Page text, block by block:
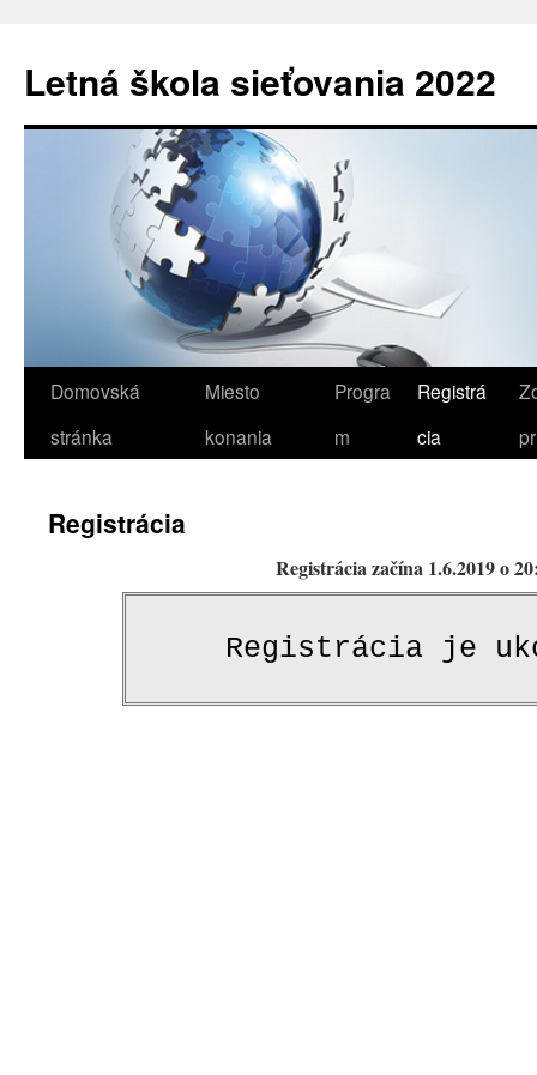
Letná škola sieťovania 2022
Preskočiť
Domovská
stránka
Miesto
konania
Progra
m
Registrá
cia
Registrácia
Registrácia začína 1.6.2019 o